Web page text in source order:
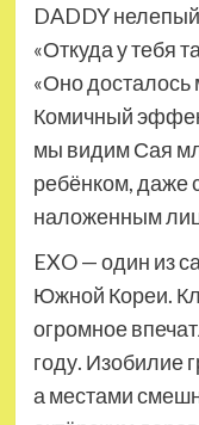
DADDY
«Откуда у тебя
«Оно досталось
Комичный
мы видим Сая
ребёнком, даже
наложенным
EXO — один из
Южной Кореи.
огромное
году. Изобилие
а местами